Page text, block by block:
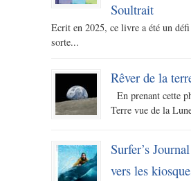
Soultrait
Ecrit en 2025, ce livre a été un
sorte...
Rêver de la
En prenant cette
Terre vue de la
Surfer’s
vers les